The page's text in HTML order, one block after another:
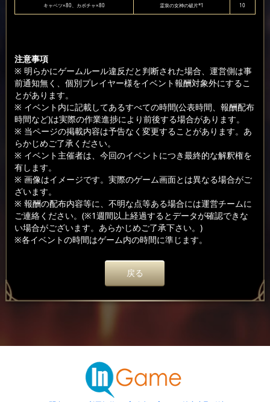
キャベツ×80、カボチャ×80 霊泉の女神の破片*1 10
注意事項
※ 明らかにゲームルール違反だと判断された場合、運営側は事
前通知無く、個別プレイヤー様をイベント報酬対象外にするこ
とがあります。
※ イベント内に記載してあるすべての時間(公表時間、報酬配布
時間など)は実際の作業進捗により前後する場合があります。
※ 当ページの掲載内容は予告なく変更することがあります。あ
らかじめご了承ください。
※ イベント主催者は、今回のイベントにつき最終的な解釈権を
有します。
※ 画像はイメージです。実際のゲーム画面とは異なる場合がご
ざいます。
※ 報酬の配布内容等に、不明な点等ある場合には運営チームに
ご連絡ください。(※1週間以上経過するとデータが確認できな
い場合がございます。あらかじめご了承下さい。)
※各イベントの時間はゲーム内の時間に準じます。
戻る